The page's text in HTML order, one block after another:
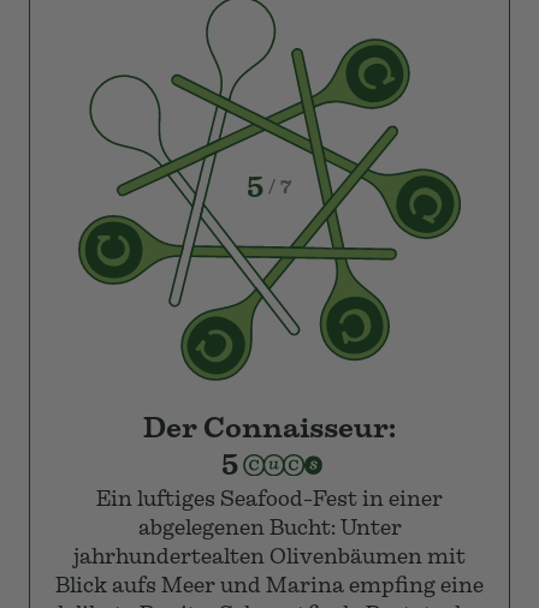
5 / 7
Der Connaisseur:
5
Ein luftiges Seafood-Fest in einer
abgelegenen Bucht: Unter
jahrhundertealten Olivenbäumen mit
Blick aufs Meer und Marina empfing eine